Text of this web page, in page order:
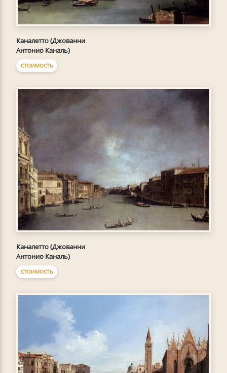
Каналетто (Джованни
Антонио Каналь)
СТОИМОСТЬ
Каналетто (Джованни
Антонио Каналь)
СТОИМОСТЬ